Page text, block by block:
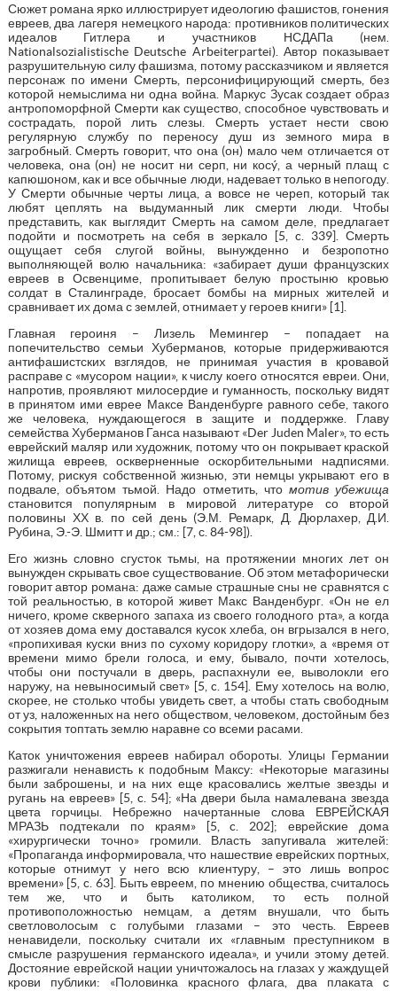
Сюжет романа ярко иллюстрирует идеологию фашистов, гонения
евреев, два лагеря немецкого народа: противников политических
идеалов Гитлера и участников НСДАПа (нем.
Nationalsozialistische Deutsche Arbeiterpartei). Автор показывает
разрушительную силу фашизма, потому рассказчиком и является
персонаж по имени Смерть, персонифицирующий смерть, без
которой немыслима ни одна война. Маркус Зусак создает образ
антропоморфной Смерти как существо, способное чувствовать и
сострадать, порой лить слезы. Смерть устает нести свою
регулярную службу по переносу душ из земного мира в
загробный. Смерть говорит, что она (он) мало чем отличается от
человека, она (он) не носит ни серп, ни косý, а черный плащ с
капюшоном, как и все обычные люди, надевает только в непогоду.
У Смерти обычные черты лица, а вовсе не череп, который так
любят цеплять на выдуманный лик смерти люди. Чтобы
представить, как выглядит Смерть на самом деле, предлагает
подойти и посмотреть на себя в зеркало [5, c. 339]. Смерть
ощущает себя слугой войны, вынужденно и безропотно
выполняющей волю начальника: «забирает души французских
евреев в Освенциме, пропитывает белую простыню кровью
солдат в Сталинграде, бросает бомбы на мирных жителей и
сравнивает их дома с землей, отнимает у героев книги» [1].
Главная героиня – Лизель Мемингер – попадает на
попечительство семьи Хуберманов, которые придерживаются
антифашистских взглядов, не принимая участия в кровавой
расправе с «мусором нации», к числу коего относятся евреи. Они,
напротив, проявляют милосердие и гуманность, поскольку видят
в принятом ими еврее Максе Ванденбурге равного себе, такого
же человека, нуждающегося в защите и поддержке. Главу
семейства Хуберманов Ганса называют «Der Juden Maler», то есть
еврейский маляр или художник, потому что он покрывает краской
жилища евреев, оскверненные оскорбительными надписями.
Потому, рискуя собственной жизнью, эти немцы укрывают его в
подвале, объятом тьмой. Надо отметить, чтомотив убежища
становится популярным в мировой литературе со второй
половины ХХ в. по сей день (Э.М. Ремарк, Д. Дюрлахер, Д.И.
Рубина, Э.-Э. Шмитт и др.; см.: [7, с. 84-98]).
Его жизнь словно сгусток тьмы, на протяжении многих лет он
вынужден скрывать свое существование. Об этом метафорически
говорит автор романа: даже самые страшные сны не сравнятся с
той реальностью, в которой живет Макс Ванденбург. «Он не ел
ничего, кроме скверного запаха из своего голодного рта», а когда
от хозяев дома ему доставался кусок хлеба, он вгрызался в него,
«пропихивая куски вниз по сухому коридору глотки», а «время от
времени мимо брели голоса, и ему, бывало, почти хотелось,
чтобы они постучали в дверь, распахнули ее, выволокли его
наружу, на невыносимый свет» [5, c. 154]. Ему хотелось на волю,
скорее, не столько чтобы увидеть свет, а чтобы стать свободным
от уз, наложенных на него обществом, человеком, достойным без
сокрытия топтать землю наравне со всеми расами.
Каток уничтожения евреев набирал обороты. Улицы Германии
разжигали ненависть к подобным Максу: «Некоторые магазины
были заброшены, и на них еще красовались желтые звезды и
ругань на евреев» [5, c. 54]; «На двери была намалевана звезда
цвета горчицы. Небрежно начертанные слова ЕВРЕЙСКАЯ
МРАЗЬ подтекали по краям» [5, c. 202]; еврейские дома
«хирургически точно» громили. Власть запугивала жителей:
«Пропаганда информировала, что нашествие еврейских портных,
которые отнимут у него всю клиентуру, – это лишь вопрос
времени» [5, c. 63]. Быть евреем, по мнению общества, считалось
тем же, что и быть католиком, то есть полной
противоположностью немцам, а детям внушали, что быть
светловолосым с голубыми глазами – это честь. Евреев
ненавидели, поскольку считали их «главным преступником в
смысле разрушения германского идеала», и учили этому детей.
Достояние еврейской нации уничтожалось на глазах у жаждущей
крови публики: «Половинка красного флага, два плаката с